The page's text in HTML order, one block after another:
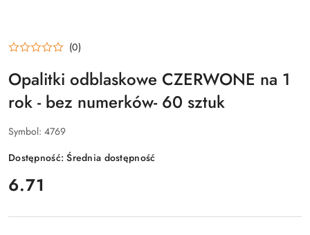
(0)
Opalitki odblaskowe CZERWONE na 1
rok - bez numerków- 60 sztuk
Symbol: 4769
Dostępność:Średnia dostępność
cena:
6.71